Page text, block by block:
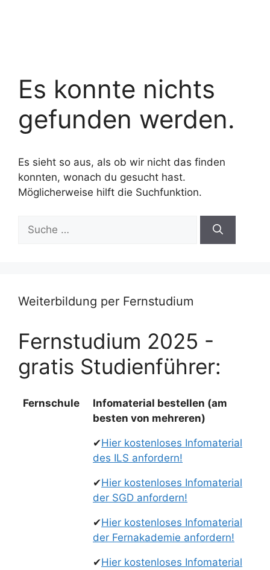
Es konnte nichts
gefunden werden.
Es sieht so aus, als ob wir nicht das finden
konnten, wonach du gesucht hast.
Möglicherweise hilft die Suchfunktion.
nach:
Weiterbildung per Fernstudium
Fernstudium 2025 -
gratis Studienführer:
Fernschule
Infomaterial bestellen (am
besten von mehreren)
✔Hier kostenloses Infomaterial
des ILS anfordern!
✔Hier kostenloses Infomaterial
der SGD anfordern!
✔Hier kostenloses Infomaterial
der Fernakademie anfordern!
✔Hier kostenloses Infomaterial